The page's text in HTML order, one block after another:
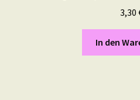
3,30
In den